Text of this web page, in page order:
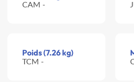
CAM -
Poids (7.26 kg)
TCM -